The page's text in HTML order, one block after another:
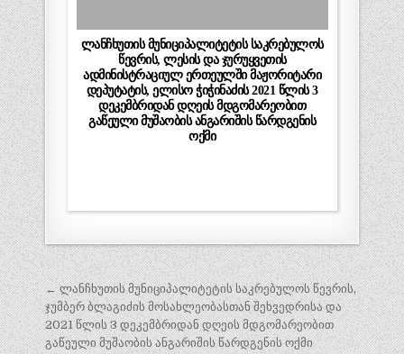
ლანჩხუთის მუნიციპალიტეტის საკრებულოს
წევრის, ლესის და ჯურუყვეთის
ადმინისტრაციულ ერთეულში მაჟორიტარი
დეპუტატის, ელისო ჭიჭინაძის 2021 წლის 3
დეკემბრიდან დღეის მდგომარეობით
გაწეული მუშაობის ანგარიშის წარდგენის
ოქმი
პოსტის
ნავიგაცია
← ლანჩხუთის მუნიციპალიტეტის საკრებულოს წევრის,
ჯუმბერ ბლაგიძის მოსახლეობასთან შეხვედრისა და
2021 წლის 3 დეკემბრიდან დღეის მდგომარეობით
გაწეული მუშაობის ანგარიშის წარდგენის ოქმი